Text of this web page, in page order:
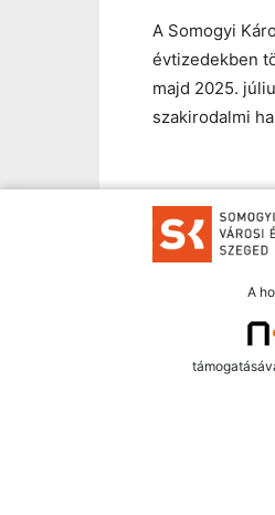
A Somogyi
évtizedekben
majd 2025.
szakirodalmi
A